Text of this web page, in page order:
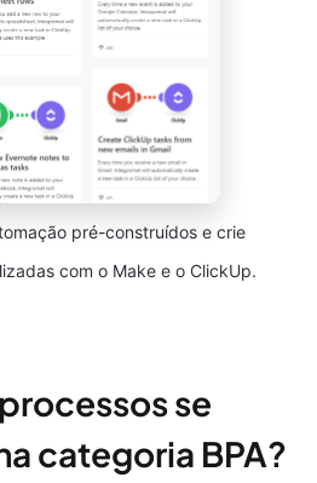
pré-construídos e crie
com o Make e o ClickUp.
se
categoria BPA?